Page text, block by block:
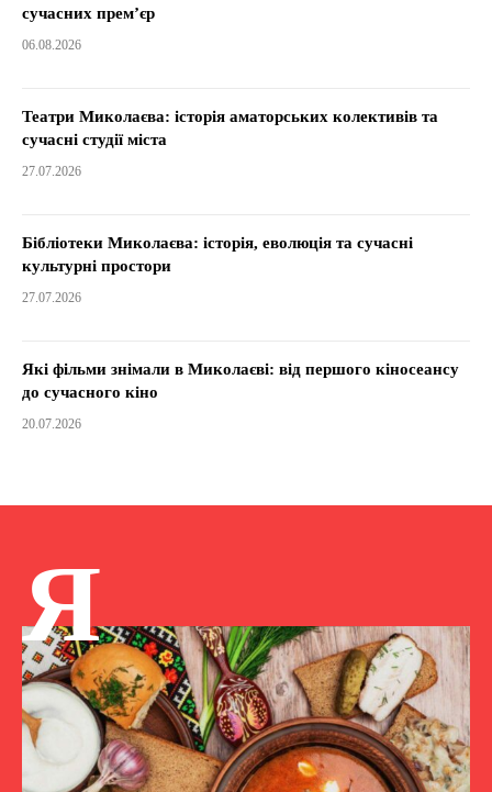
сучасних прем’єр
06.08.2026
Театри Миколаєва: історія аматорських колективів та
сучасні студії міста
27.07.2026
Бібліотеки Миколаєва: історія, еволюція та сучасні
культурні простори
27.07.2026
Які фільми знімали в Миколаєві: від першого кіносеансу
до сучасного кіно
20.07.2026
Я